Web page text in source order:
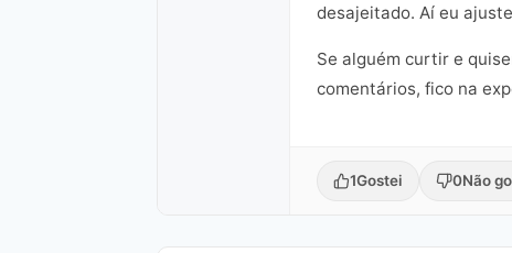
desajeitado. Aí eu
Se alguém curtir e
comentários, fico na
1Gostei 0Não